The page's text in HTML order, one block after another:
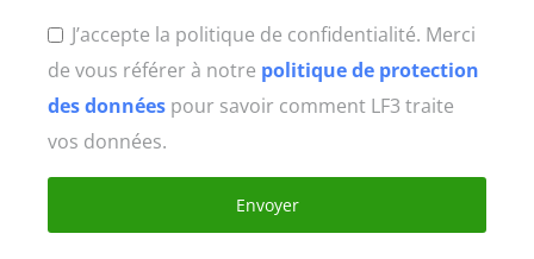
J’accepte la politique de confidentialité. Merci
de vous référer à notre politique de protection
des données pour savoir comment LF3 traite
vos données.
Envoyer